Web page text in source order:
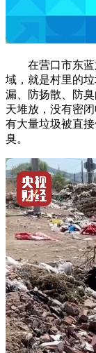
在营口市东
域，就是村里的
漏、防扬散、防
天堆放，没有密
有大量垃圾被直
臭。